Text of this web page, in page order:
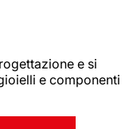
e si
e componenti